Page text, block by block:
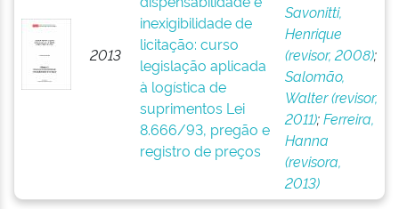
2013
inexigibilidade de
licitação: curso
legislação aplicada
à logística de
suprimentos Lei
8.666/93, pregão e
registro de preços
Savonitti,
Henrique
(revisor, 2008);
Salomão,
Walter (revisor,
2011);Ferreira,
Hanna
(revisora,
2013)